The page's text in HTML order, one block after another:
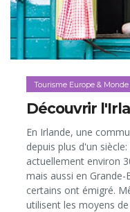
Tourisme Europe & Monde
Découvrir
En Irlande, une
depuis plus d'un
actuellement environ
mais aussi en
certains ont émigré.
utilisent les moyens